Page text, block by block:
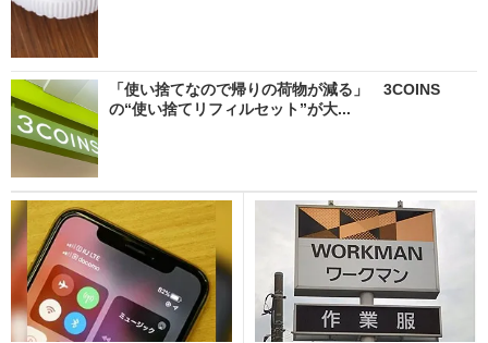
「使い捨てなので帰りの荷物が減る」 3COINS
の“使い捨てリフィルセット”が大...